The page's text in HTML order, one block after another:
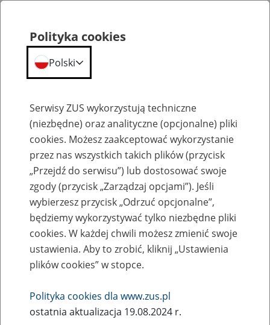
Aktualności
Do 31 stycznia trzeba złożyć ZUS IWA za
2022 r.
12
stycznia
2023
Polityka cookies
Polski
Serwisy ZUS wykorzystują techniczne
(niezbędne) oraz analityczne (opcjonalne) pliki
cookies. Możesz zaakceptować wykorzystanie
przez nas wszystkich takich plików (przycisk
„Przejdź do serwisu”) lub dostosować swoje
zgody (przycisk „Zarządzaj opcjami”). Jeśli
wybierzesz przycisk „Odrzuć opcjonalne”,
będziemy wykorzystywać tylko niezbędne pliki
cookies. W każdej chwili możesz zmienić swoje
ustawienia. Aby to zrobić, kliknij „Ustawienia
plików cookies” w stopce.
Polityka cookies dla www.zus.pl
ostatnia aktualizacja 19.08.2024 r.